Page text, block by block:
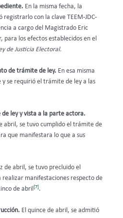
En la misma fecha, la
con la clave TEEM-JDC-
a cargo del Magistrado Eric
para los efectos establecidos en el
de Justicia Electoral.
de trámite de ley. En esa misma
se requirió el trámite de ley a las
ley y vista a la parte actora.
abril, se tuvo cumplido el trámite de
que manifestara lo que a sus
de abril, se tuvo precluido el
manifestaciones respecto de
de abril [7].
El quince de abril, se admitió